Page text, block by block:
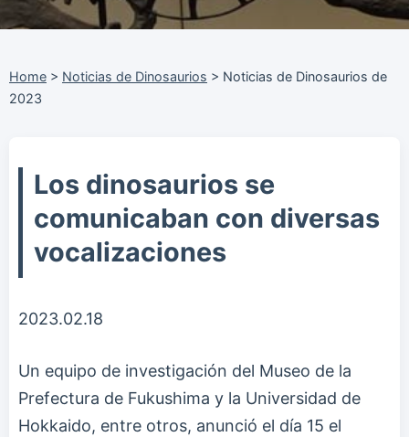
Home > Noticias de Dinosaurios > Noticias de Dinosaurios de
2023
Los dinosaurios se
comunicaban con diversas
vocalizaciones
2023.02.18
Un equipo de investigación del Museo de la
Prefectura de Fukushima y la Universidad de
Hokkaido, entre otros, anunció el día 15 el